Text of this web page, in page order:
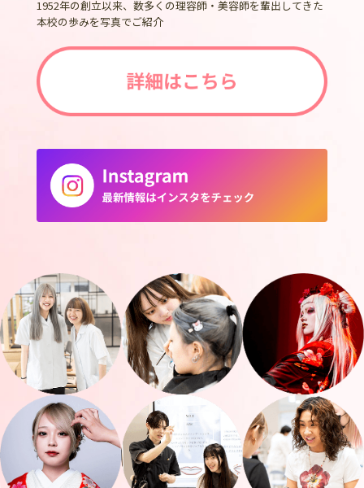
1952年の創立以来、数多くの理容師・美容師を輩出してきた
本校の歩みを写真でご紹介